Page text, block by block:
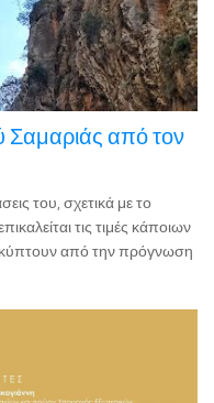
Σαμαριάς από τον
του, σχετικά με το
τις τιμές κάποιων
από την πρόγνωση